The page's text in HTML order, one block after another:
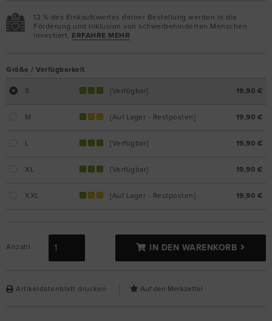
12 % des Einkaufswertes deiner Bestellung werden in die
Förderung und Inklusion von schwerbehinderten Menschen
investiert. ERFAHRE MEHR
Größe / Verfügbarkeit
S [Verfügbar] 19,90 €
M [Auf Lager - Restposten] 19,90 €
L [Verfügbar] 19,90 €
XL [Verfügbar] 19,90 €
XXL [Auf Lager - Restposten] 19,90 €
Anzahl IN DEN WARENKORB
Artikeldatenblatt drucken